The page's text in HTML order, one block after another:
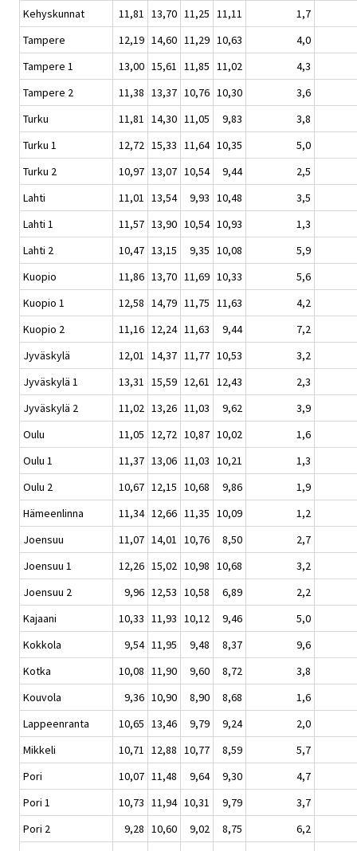
Kehyskunnat
11,81 13,70 11,25 11,11
1,7
Tampere
12,19 14,60 11,29 10,63
4,0
Tampere 1
13,00 15,61 11,85 11,02
4,3
Tampere 2
11,38 13,37 10,76 10,30
3,6
Turku
11,81 14,30 11,05 9,83
3,8
Turku 1
12,72 15,33 11,64 10,35
5,0
Turku 2
10,97 13,07 10,54 9,44
2,5
Lahti
11,01 13,54 9,93 10,48
3,5
Lahti 1
11,57 13,90 10,54 10,93
1,3
Lahti 2
10,47 13,15 9,35 10,08
5,9
Kuopio
11,86 13,70 11,69 10,33
5,6
Kuopio 1
12,58 14,79 11,75 11,63
4,2
Kuopio 2
11,16 12,24 11,63 9,44
7,2
Jyväskylä
12,01 14,37 11,77 10,53
3,2
Jyväskylä 1
13,31 15,59 12,61 12,43
2,3
Jyväskylä 2
11,02 13,26 11,03 9,62
3,9
Oulu
11,05 12,72 10,87 10,02
1,6
Oulu 1
11,37 13,06 11,03 10,21
1,3
Oulu 2
10,67 12,15 10,68 9,86
1,9
Hämeenlinna
11,34 12,66 11,35 10,09
1,2
Joensuu
11,07 14,01 10,76 8,50
2,7
Joensuu 1
12,26 15,02 10,98 10,68
3,2
Joensuu 2
9,96 12,53 10,58 6,89
2,2
Kajaani
10,33 11,93 10,12 9,46
5,0
Kokkola
9,54 11,95 9,48 8,37
9,6
Kotka
10,08 11,90 9,60 8,72
3,8
Kouvola
9,36 10,90 8,90 8,68
1,6
Lappeenranta
10,65 13,46 9,79 9,24
2,0
Mikkeli
10,71 12,88 10,77 8,59
5,7
Pori
10,07 11,48 9,64 9,30
4,7
Pori 1
10,73 11,94 10,31 9,79
3,7
Pori 2
9,28 10,60 9,02 8,75
6,2